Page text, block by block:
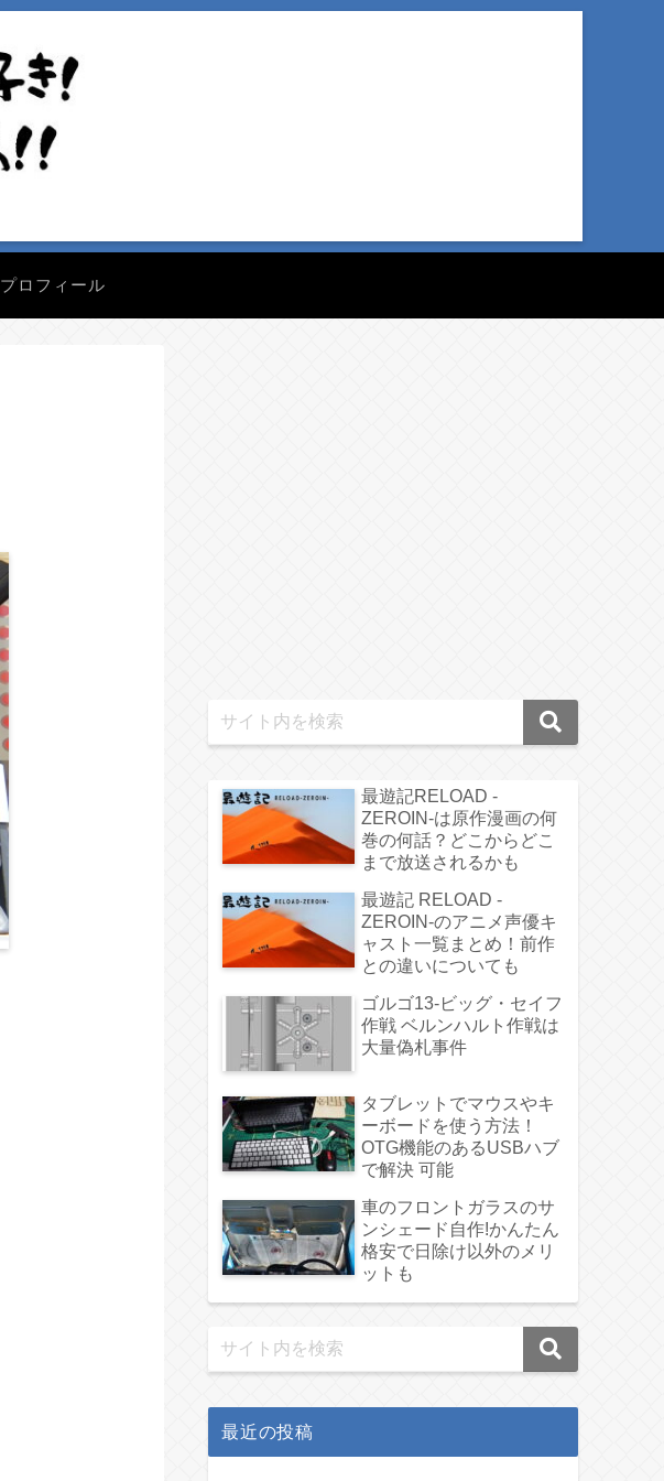
プロフィール
最遊記RELOAD -
ZEROIN-は原作漫画の何
巻の何話？どこからどこ
まで放送されるかも
最遊記 RELOAD -
ZEROIN-のアニメ声優キ
ャスト一覧まとめ！前作
との違いについても
ゴルゴ13-ビッグ・セイフ
作戦 ベルンハルト作戦は
大量偽札事件
タブレットでマウスやキ
ーボードを使う方法！
OTG機能のあるUSBハブ
で解決 可能
車のフロントガラスのサ
ンシェード自作!かんたん
格安で日除け以外のメリ
ットも
最近の投稿